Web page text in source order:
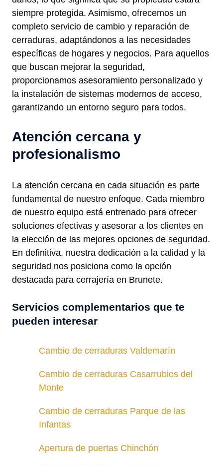
siempre protegida. Asimismo, ofrecemos un
completo servicio de cambio y reparación de
cerraduras, adaptándonos a las necesidades
específicas de hogares y negocios. Para aquellos
que buscan mejorar la seguridad,
proporcionamos asesoramiento personalizado y
la instalación de sistemas modernos de acceso,
garantizando un entorno seguro para todos.
Atención cercana y
profesionalismo
La atención cercana en cada situación es parte
fundamental de nuestro enfoque. Cada miembro
de nuestro equipo está entrenado para ofrecer
soluciones efectivas y asesorar a los clientes en
la elección de las mejores opciones de seguridad.
En definitiva, nuestra dedicación a la calidad y la
seguridad nos posiciona como la opción
destacada para cerrajería en Brunete.
Servicios complementarios que te
pueden interesar
Cambio de cerraduras Valdemarín
Cambio de cerraduras Casarrubios del
Monte
Cambio de cerraduras Parque de las
Infantas
Apertura de puertas Chinchón